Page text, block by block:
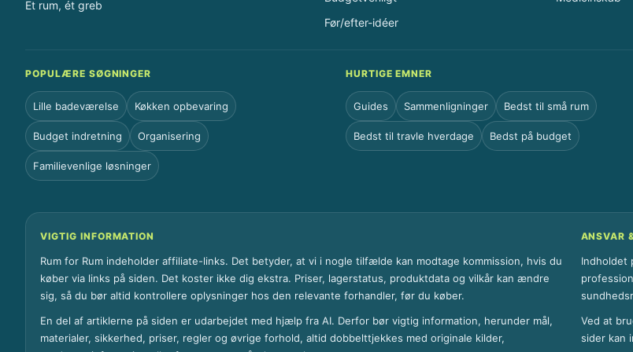
u
m
æ
e
s
e
Et rum, ét greb
Før/efter-idéer
POPULÆRE SØGNINGER
Lille badeværelse Køkken opbevaring
Budget indretning Organisering
Familievenlige løsninger
HURTIGE EMNER
Guides Sammenligninger Bedst til små rum
Bedst til travle hverdage Bedst på budget
VIGTIG INFORMATION
Rum for Rum indeholder affiliate-links. Det betyder, at vi i nogle tilfælde kan modtage kommission, hvis du
køber via links på siden. Det koster ikke dig ekstra. Priser, lagerstatus, produktdata og vilkår kan ændre
sig, så du bør altid kontrollere oplysninger hos den relevante forhandler, før du køber.
En del af artiklerne på siden er udarbejdet med hjælp fra AI. Derfor bør vigtig information, herunder mål,
materialer, sikkerhed, priser, regler og øvrige forhold, altid dobbelttjekkes med originale kilder,
ANSVAR
Indholdet
Ved at
sider kan